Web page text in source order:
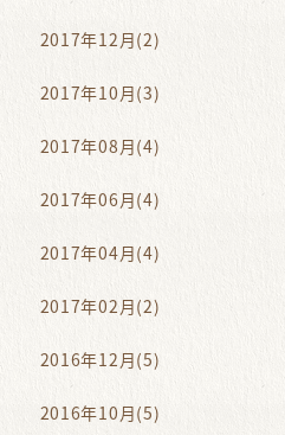
2017年12月(2)
2017年10月(3)
2017年08月(4)
2017年06月(4)
2017年04月(4)
2017年02月(2)
2016年12月(5)
2016年10月(5)